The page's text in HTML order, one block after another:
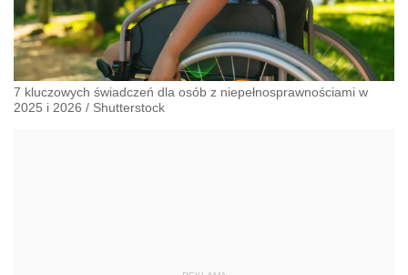
7 kluczowych świadczeń dla osób z niepełnosprawnościami w
2025 i 2026 / Shutterstock